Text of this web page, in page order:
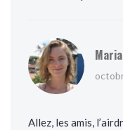
Allez, les amis,